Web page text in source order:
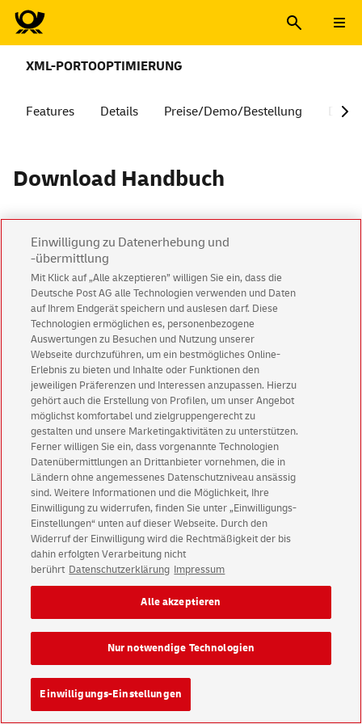
XML-PORTOOPTIMIERUNG
Features Details Preise/Demo/Bestellung
Download Handbuch
Geschäftskundenservice
Impressum Rechtliche Hinweise
Datenschutz
Barrierefreiheit
Einwilligungs-Einstellungen
Konzern Karriere Presse Investoren
Einwilligung zu Datenerhebung und
-übermittlung
Mit Klick auf „Alle akzeptieren” willigen Sie ein, dass die
Deutsche Post AG alle Technologien verwenden und Daten
auf Ihrem Endgerät speichern und auslesen darf. Diese
Technologien ermöglichen es, personenbezogene
Auswertungen zu Besuchen und Nutzung unserer
Webseite durchzuführen, um ein bestmögliches Online-
Erlebnis zu bieten und Inhalte oder Funktionen den
jeweiligen Präferenzen und Interessen anzupassen. Hierzu
gehört auch die Erstellung von Profilen, um unser Angebot
möglichst komfortabel und zielgruppengerecht zu
gestalten und unsere Marketingaktivitäten zu unterstützen.
Ferner willigen Sie ein, dass vorgenannte Technologien
Datenübermittlungen an Drittanbieter vornehmen, die in
Ländern ohne angemessenes Datenschutzniveau ansässig
sind. Weitere Informationen und die Möglichkeit, Ihre
Einwilligung zu widerrufen, finden Sie unter „Einwilligungs-
Einstellungen“ unten auf dieser Webseite. Durch den
Widerruf der Einwilligung wird die Rechtmäßigkeit der bis
dahin erfolgten Verarbeitung nicht
berührt Datenschutzerklärung Impressum
Einwilligungs-Einstellungen
Nur notwendige Technologien
Alle akzeptieren